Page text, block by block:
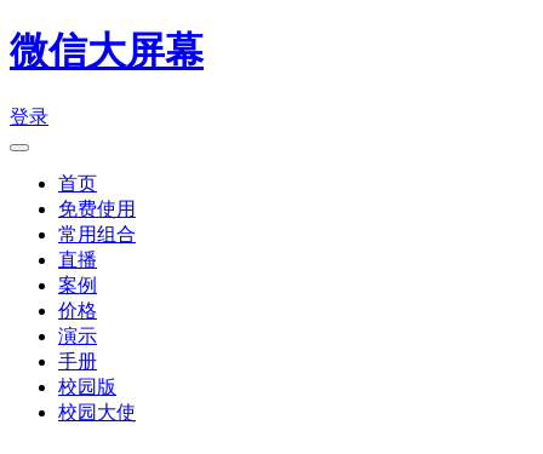
微信大屏幕
登录
首页
免费使用
常用组合
直播
案例
价格
演示
手册
校园版
校园大使